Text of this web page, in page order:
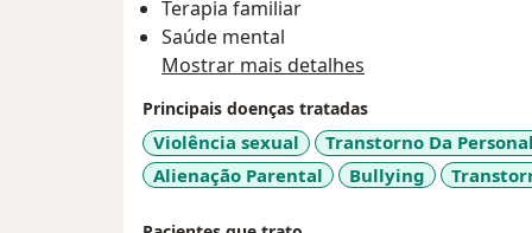
Ansiedade e Tabagismo ( Apresentado em
psicodinâmicos em pacientes Borderline - (
USP).
Realizo atendimento com adolescentes,
abordagem psicanalítica winnicottiana.
Tenho experiência com, adolescentes e
bullyng, preconceitos, agressões, luto e
ansiedade, depressão, transtorno borderline transtornos de
Terapia familiar
Saúde mental
Mostrar mais detalhes
Principais doenças tratadas
Violência sexual
Transtorno Da
Alienação Parental
Bullying